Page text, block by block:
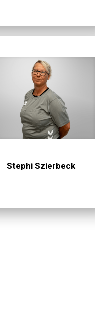
Stephi Szierbeck